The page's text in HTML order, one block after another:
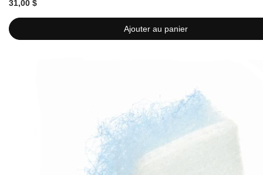
Ajouter au panier
31,00 $